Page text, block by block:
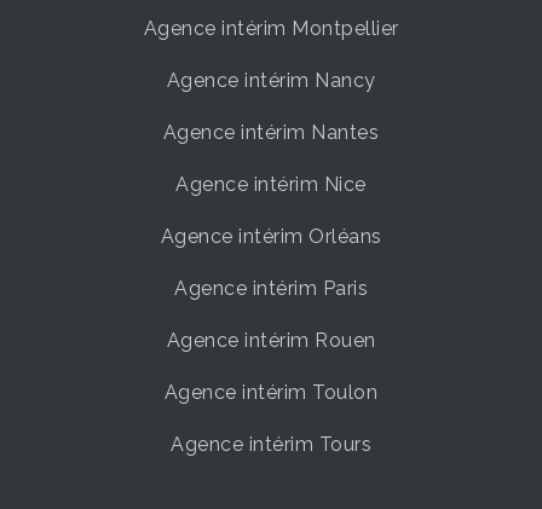
Agence intérim Montpellier
Agence intérim Nancy
Agence intérim Nantes
Agence intérim Nice
Agence intérim Orléans
Agence intérim Paris
Agence intérim Rouen
Agence intérim Toulon
Agence intérim Tours